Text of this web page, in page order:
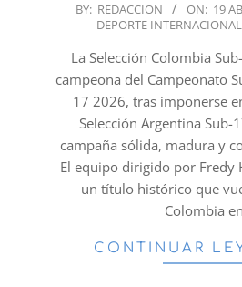
2026-
BY: REDACCION ON: 19
DEPORTE INTERNACIONAL
La Selección Colombia
campeona del Campeonato
17 2026, tras imponerse
Selección Argentina Sub-
campaña sólida, madura y
El equipo dirigido por Fredy
un título histórico que
Colombia en
CONTINUAR